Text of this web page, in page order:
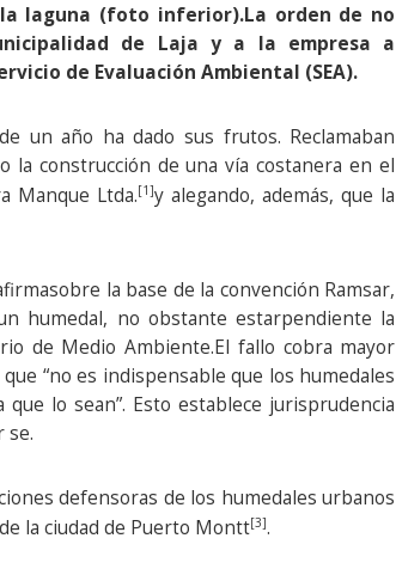
laguna (foto inferior).La orden de no
de Laja y a la empresa a
de Evaluación Ambiental (SEA).
un año ha dado sus frutos. Reclamaban
la construcción de una vía costanera en el
Manque Ltda.[1]y alegando, además, que la
la base de la convención Ramsar,
humedal, no obstante estarpendiente la
de Medio Ambiente.El fallo cobra mayor
“no es indispensable que los humedales
lo sean”. Esto establece jurisprudencia
se.
defensoras de los humedales urbanos
la ciudad de Puerto Montt[3].